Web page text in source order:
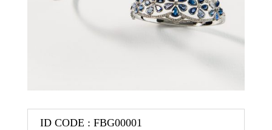
ID CODE : FBG00001